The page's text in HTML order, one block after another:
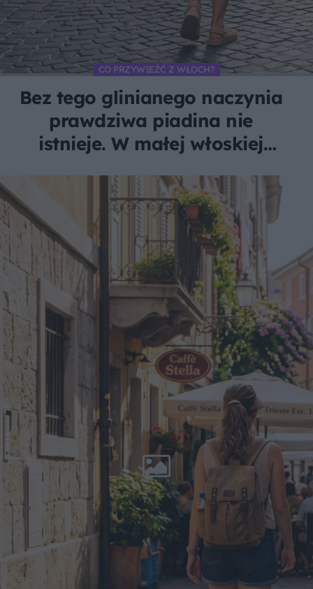
CO PRZYWIEŹĆ Z WŁOCH?
Bez tego glinianego naczynia
prawdziwa piadina nie
istnieje. W małej włoskiej
rodzina